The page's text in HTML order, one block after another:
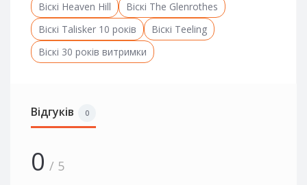
Віскі Heaven Hill
Віскі The Glenrothes
Віскі Talisker 10 років
Віскі Teeling
Віскі 30 років витримки
Відгуків 0
0 / 5